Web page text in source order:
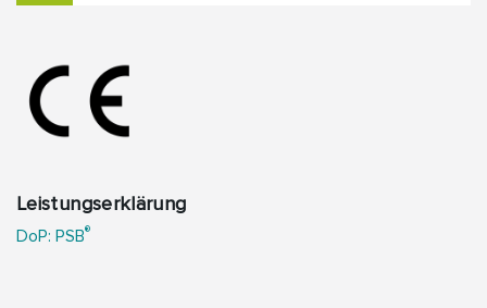
Leistungserklärung
DoP: PSB®